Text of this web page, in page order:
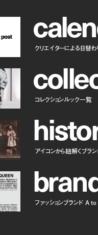
calen
クリエイターによる日替わ
colle
コレクションルック一覧
histo
アイコンから紐解くブラン
bran
ファッションブランド A